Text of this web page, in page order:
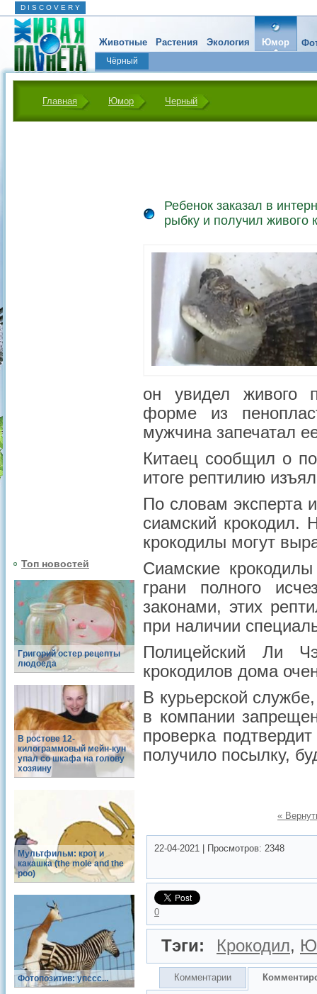
D I S C O V E R Y
Животные Растения Экология Юмор
Чёрный
Главная Юмор Черный
Топ новостей
Григорий остер рецепты
людоеда
В ростове 12-
килограммовый мейн-кун
упал со шкафа на голову
хозяину
Мультфильм: крот и
какашка (the mole and the
poo)
Фотопозитив: упссс...
Ребенок заказал в
рыбку и получил живого
он увидел живого
форме из
мужчина запечатал
Китаец сообщил о
итоге рептилию
По словам эксперта
сиамский крокодил.
крокодилы могут
Сиамские
грани полного
законами, этих
при наличии
Полицейский Ли
крокодилов дома
В курьерской
в компании
проверка
получило посылку,
«
22-04-2021 Просмотров: 2348
0
Тэги: Крокодил,
Комментарии